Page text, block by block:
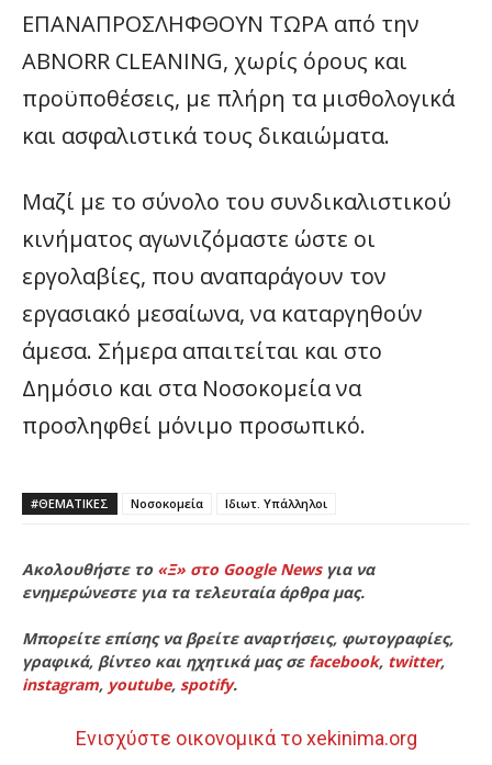
ΕΠΑΝΑΠΡΟΣΛΗΦΘΟΥΝ ΤΩΡΑ από την
ΑBNORR CLEANING, χωρίς όρους και
προϋποθέσεις, με πλήρη τα μισθολογικά
και ασφαλιστικά τους δικαιώματα.
Μαζί με το σύνολο του συνδικαλιστικού
κινήματος αγωνιζόμαστε ώστε οι
εργολαβίες, που αναπαράγουν τον
εργασιακό μεσαίωνα, να καταργηθούν
άμεσα. Σήμερα απαιτείται και στο
Δημόσιο και στα Νοσοκομεία να
προσληφθεί μόνιμο προσωπικό.
#ΘΕΜΑΤΙΚΈΣ Νοσοκομεία Ιδιωτ. Υπάλληλοι
Ακολουθήστε το «Ξ» στο Google Newsγια να
ενημερώνεστε για τα τελευταία άρθρα μας.
Μπορείτε επίσης να βρείτε αναρτήσεις, φωτογραφίες,
γραφικά, βίντεο και ηχητικά μας σε facebook, twitter,
instagram, youtube, spotify.
Ενισχύστε οικονομικά το xekinima.org